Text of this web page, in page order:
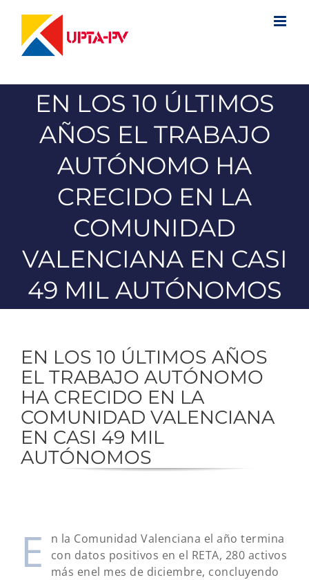
contenido
EN LOS 10 ÚLTIMOS
AÑOS EL TRABAJO
AUTÓNOMO HA
CRECIDO EN LA
COMUNIDAD
VALENCIANA EN CASI
49 MIL AUTÓNOMOS
EN LOS 10 ÚLTIMOS AÑOS
EL TRABAJO AUTÓNOMO
HA CRECIDO EN LA
COMUNIDAD VALENCIANA
EN CASI 49 MIL
AUTÓNOMOS
E
n la Comunidad Valenciana el año termina
con datos positivos en el RETA, 280 activos
más enel mes de diciembre, concluyendo